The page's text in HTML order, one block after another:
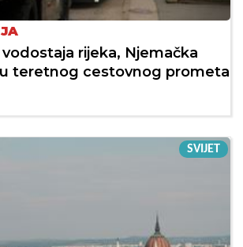
rijeka, Njemačka
teretnog cestovnog prometa
SVIJET